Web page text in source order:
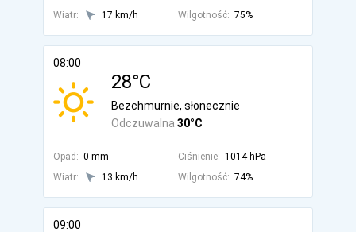
Wiatr: 17 km/h Wilgotność: 75%
08:00
28°C
Odczuwalna 30°C
Bezchmurnie, słonecznie
Opad: 0 mm Ciśnienie: 1014 hPa
Wiatr:
13 km/h Wilgotność: 74%
09:00